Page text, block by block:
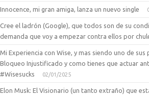
Innocence, mi gran amiga, lanza un nuevo single
Cree el ladrón (Google), que todos son de su
demanda que voy a empezar contra ellos por
Mi Experiencia con Wise, y mas siendo uno de sus
Bloqueo Injustificado y como tienes que actuar
#Wisesucks
02/01/2025
Elon Musk: El Visionario (un tanto extraño) que